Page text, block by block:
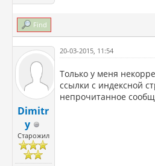
Find
Dimitr
y
Старожил
20-03-2015, 11:54
Только у меня
ссылки с индексной
непрочитанное